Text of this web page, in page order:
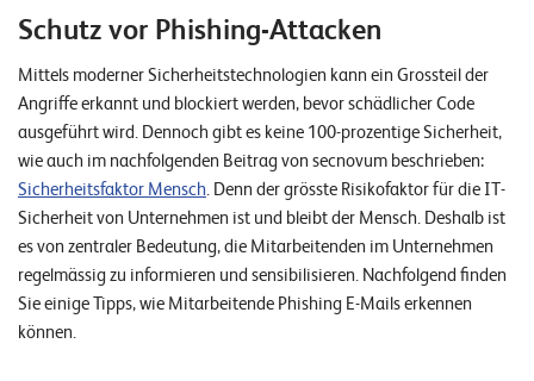
2
Schutz vor Phishing-Attacken
Mittels moderner Sicherheitstechnologien kann ein Grossteil der
Angriffe erkannt und blockiert werden, bevor schädlicher Code
ausgeführt wird. Dennoch gibt es keine 100-prozentige Sicherheit,
wie auch im nachfolgenden Beitrag von secnovum beschrieben:
Sicherheitsfaktor Mensch. Denn der grösste Risikofaktor für die IT-
Sicherheit von Unternehmen ist und bleibt der Mensch. Deshalb ist
es von zentraler Bedeutung, die Mitarbeitenden im Unternehmen
regelmässig zu informieren und sensibilisieren. Nachfolgend finden
Sie einige Tipps, wie Mitarbeitende Phishing E-Mails erkennen
können.